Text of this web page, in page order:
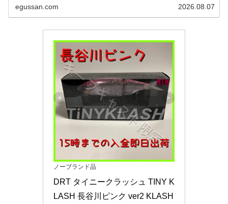
egussan.com 2026.08.07
ノーブランド品
DRT タイニークラッシュ TINY K
LASH 長谷川ピンク ver2 KLASH